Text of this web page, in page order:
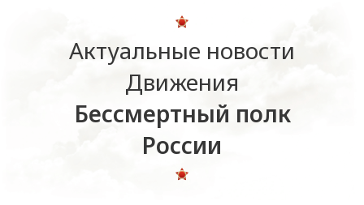
Актуальные новости
Движения
Бессмертный полк
России